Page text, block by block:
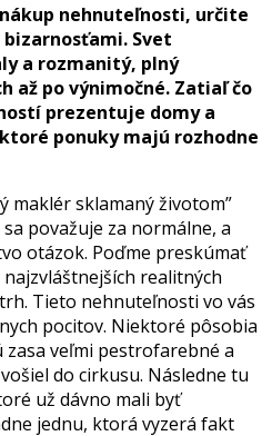
nehnuteľnosti, určite
Svet
a rozmanitý, plný
až po výnimočné. Zatiaľ čo
prezentuje domy a
ponuky majú rozhodne
maklér sklamaný životom”
považuje za normálne, a
otázok. Poďme preskúmať
realitných
Tieto nehnuteľnosti vo vás
pocitov. Niektoré pôsobia
veľmi pestrofarebné a
do cirkusu. Následne tu
už dávno mali byť
jednu, ktorá vyzerá fakt